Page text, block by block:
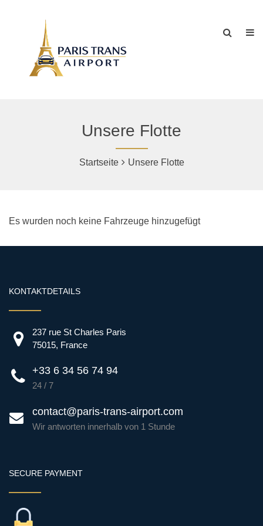
Unsere Flotte
Startseite Unsere Flotte
Es wurden noch keine Fahrzeuge hinzugefügt
KONTAKTDETAILS
237 rue St Charles Paris
75015, France
+33 6 34 56 74 94
24 / 7
contact@paris-trans-airport.com
Wir antworten innerhalb von 1 Stunde
SECURE PAYMENT